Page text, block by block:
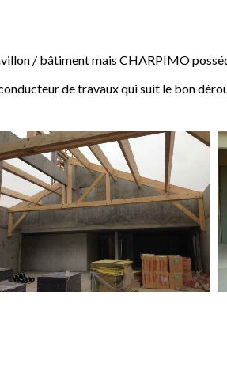
/ bâtiment mais CHARPIMO
de travaux qui suit le bon